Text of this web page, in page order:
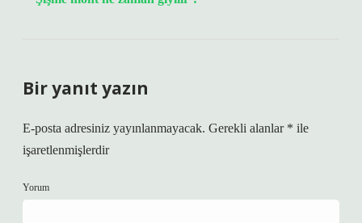
Bir yanıt yazın
E-posta adresiniz yayınlanmayacak. Gerekli alanlar * ile
işaretlenmişlerdir
Yorum